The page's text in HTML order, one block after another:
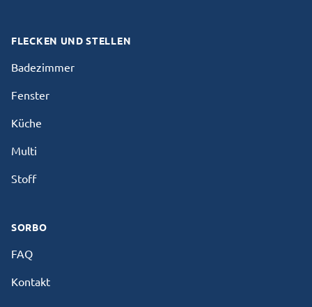
FLECKEN UND STELLEN
Badezimmer
Fenster
Küche
Multi
Stoff
SORBO
FAQ
Kontakt